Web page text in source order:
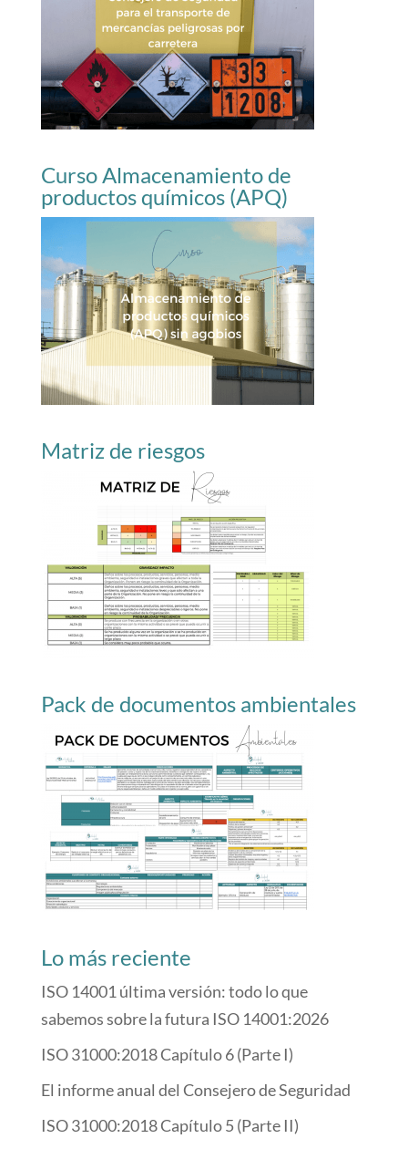
Curso Almacenamiento de
productos químicos (APQ)
Matriz de riesgos
Pack de documentos ambientales
Lo más reciente
ISO 14001 última versión: todo lo que
sabemos sobre la futura ISO 14001:2026
ISO 31000:2018 Capítulo 6 (Parte I)
El informe anual del Consejero de Seguridad
ISO 31000:2018 Capítulo 5 (Parte II)